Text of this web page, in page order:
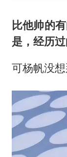
比他帅的
是，经历
可杨帆没